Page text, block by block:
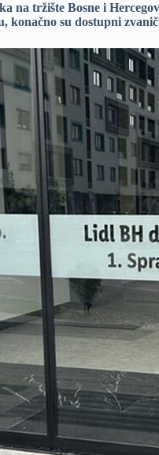
na tržište Bosne i
su dostupni